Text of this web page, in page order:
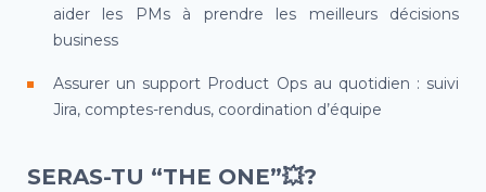
aider les PMs à prendre les meilleurs décisions
business
Assurer un support Product Ops au quotidien : suivi
Jira, comptes-rendus, coordination d’équipe
SERAS-TU “THE ONE”💥?